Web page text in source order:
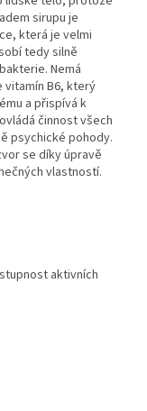
sirupu je
která je velmi
tedy silně
Nemá
vitamín B6, který
a přispívá k
činnost všech
psychické pohody.
se díky úpravě
vlastností.
aktivních